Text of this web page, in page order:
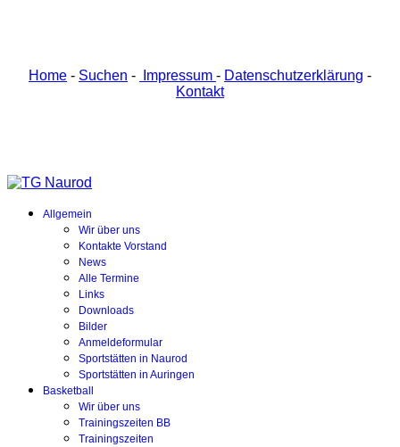
Home - Suchen - Impressum - Datenschutzerklärung -
Kontakt
Allgemein
Wir über uns
Kontakte Vorstand
News
Alle Termine
Links
Downloads
Bilder
Anmeldeformular
Sportstätten in Naurod
Sportstätten in Auringen
Basketball
Wir über uns
Trainingszeiten BB
Trainingszeiten